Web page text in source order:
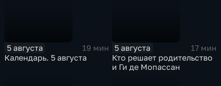
5 августа
19 мин
Календарь. 5 августа
5 августа
17 мин
Кто решает родительство
и Ги де Мопассан